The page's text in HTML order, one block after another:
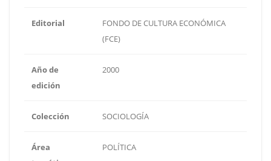
Editorial
FONDO DE CULTURA ECONÓMICA
(FCE)
Año de
edición
2000
Colección SOCIOLOGÍA
Área
POLÍTICA